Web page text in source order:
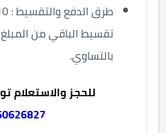
بالتساوي.
للحجز والاستعلام